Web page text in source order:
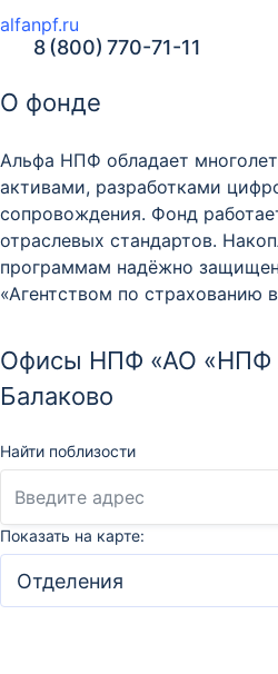
alfanpf.ru
8 (800) 770-71-11
О фонде
Альфа НПФ обладает
активами, разработками
сопровождения. Фонд
отраслевых стандартов.
программам надёжно
«Агентством по страхованию
Офисы НПФ «АО «НПФ
Балаково
Найти поблизости
Показать на карте: